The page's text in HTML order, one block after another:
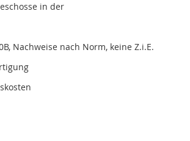
in der
Nachweise nach Norm, keine Z.i.E.